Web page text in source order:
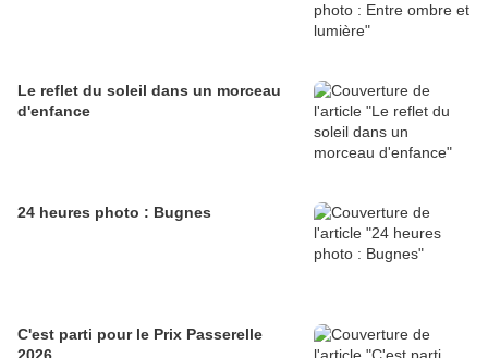
Le reflet du soleil dans un morceau
d'enfance
24 heures photo : Bugnes
C'est parti pour le Prix Passerelle